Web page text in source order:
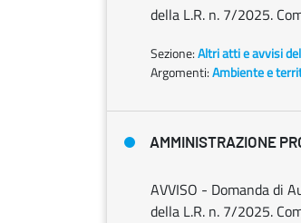
della L.R. n. 7/2025.
Sezione:Altri atti e avvisi
Argomenti:Ambiente e
AMMINISTRAZIONE
AVVISO - Domanda di
della L.R. n. 7/2025.